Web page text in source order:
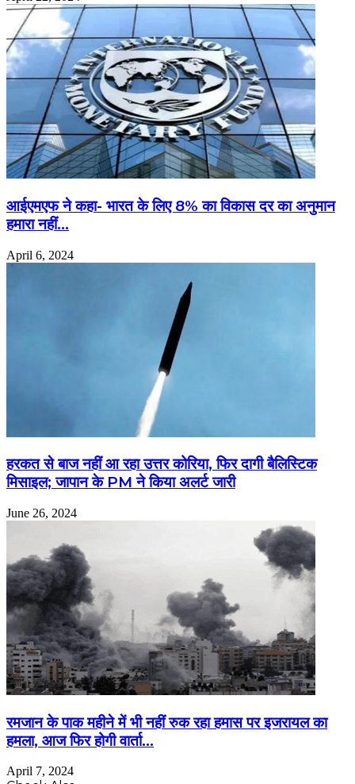
आईएमएफ ने कहा- भारत के लिए 8% का विकास दर का अनुमान
हमारा नहीं…
April 6, 2024
हरकत से बाज नहीं आ रहा उत्तर कोरिया, फिर दागी बैलिस्टिक
मिसाइल; जापान के PM ने किया अलर्ट जारी
June 26, 2024
रमजान के पाक महीने में भी नहीं रुक रहा हमास पर इजरायल का
हमला, आज फिर होगी वार्ता…
April 7, 2024